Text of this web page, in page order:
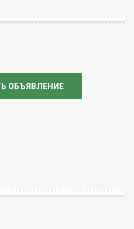
ОБЪЯВЛЕНИЕ